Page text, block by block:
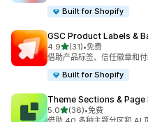
Built for Shopify
GSC Product Labels &
4.9星（满分 5 星）
(31)
总共 31 条评论
•免费
借助产品标签、信任徽章和
Built for Shopify
Theme Sections & Page
5.0星（满分 5 星）
(36)
总共 36 条评论
•免费